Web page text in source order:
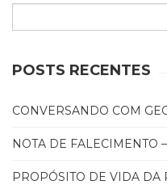
POSTS RECENTES
CONVERSANDO COM
NOTA DE FALECIMENTO
PROPÓSITO DE VIDA DA